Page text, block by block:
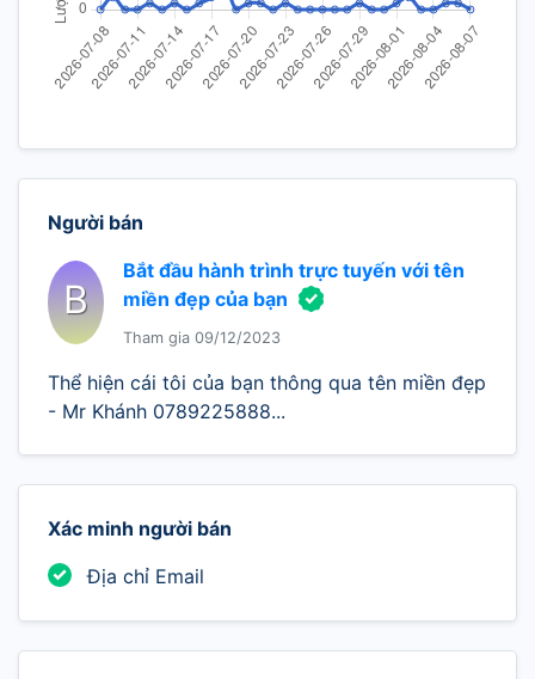
Người bán
B
Bắt đầu hành trình trực tuyến với tên
miền đẹp của bạn
Tham gia 09/12/2023
Thể hiện cái tôi của bạn thông qua tên miền đẹp
- Mr Khánh 0789225888...
Xác minh người bán
Địa chỉ Email